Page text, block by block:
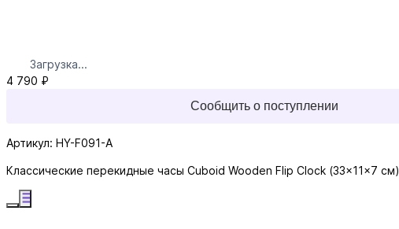
Загрузка...
4 790 ₽
Сообщить о поступлении
Артикул: HY-F091-A
Классические перекидные часы Cuboid Wooden Flip Clock (33×11×7 см)